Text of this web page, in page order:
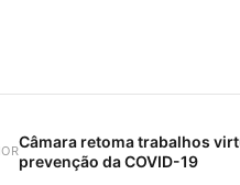
Câmara retoma trabalhos
prevenção da COVID-19